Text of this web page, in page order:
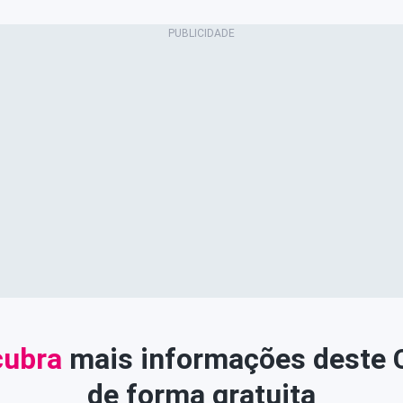
mais informações deste
de forma gratuita